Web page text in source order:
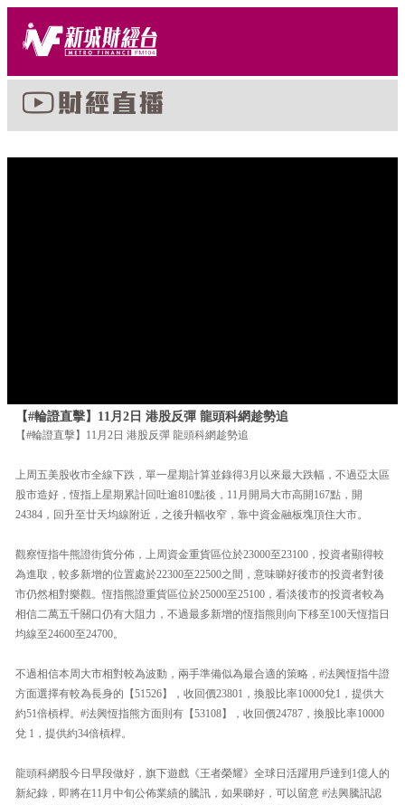
【#輪證直擊】11月2日 港股反彈 龍頭科網趁勢追
【#輪證直擊】11月2日 港股反彈 龍頭科網趁勢追
上周五美股收市全線下跌，單一星期計算並錄得3月以來最大跌幅，不過亞太區
股市造好，恆指上星期累計回吐逾810點後，11月開局大市高開167點，開
24384，回升至廿天均線附近，之後升幅收窄，靠中資金融板塊頂住大市。
觀察恆指牛熊證街貨分佈，上周資金重貨區位於23000至23100，投資者顯得較
為進取，較多新增的位置處於22300至22500之間，意味睇好後市的投資者對後
市仍然相對樂觀。恆指熊證重貨區位於25000至25100，看淡後市的投資者較為
相信二萬五千關口仍有大阻力，不過最多新增的恆指熊則向下移至100天恆指日
均線至24600至24700。
不過相信本周大市相對較為波動，兩手準備似為最合適的策略，#法興恆指牛證
方面選擇有較為長身的【51526】，收回價23801，換股比率10000兌1，提供大
約51倍槓桿。#法興恆指熊方面則有【53108】，收回價24787，換股比率10000
兌 1，提供約34倍槓桿。
龍頭科網股今日早段做好，旗下遊戲《王者榮耀》全球日活躍用戶達到1億人的
新紀錄，即將在11月中旬公佈業績的騰訊，如果睇好，可以留意 #法興騰訊認